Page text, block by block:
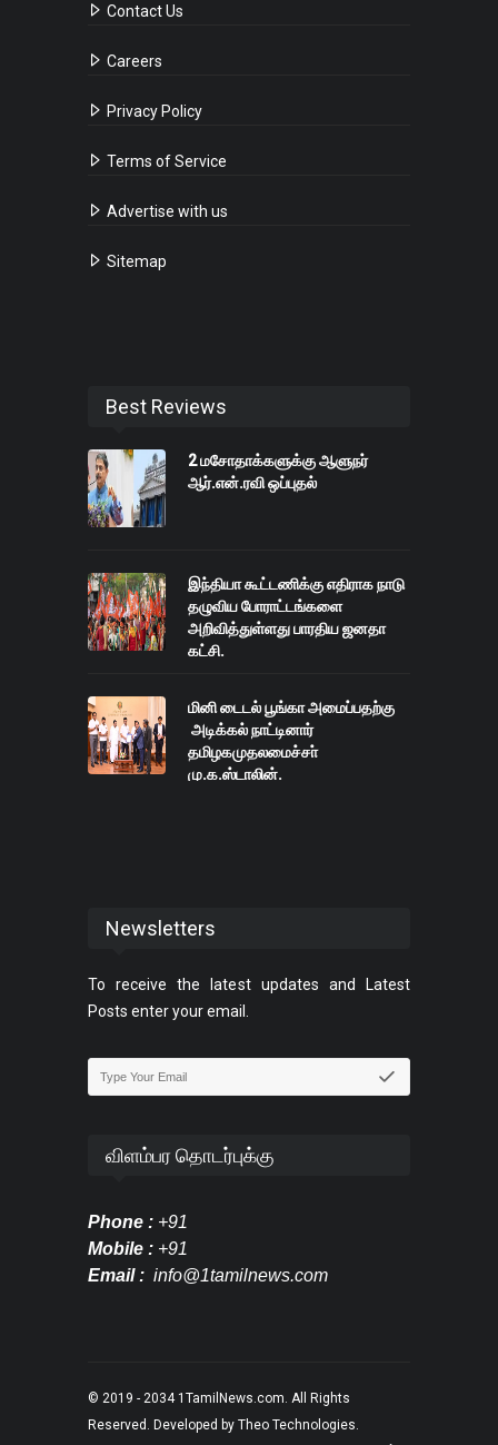
Contact Us
Careers
Privacy Policy
Terms of Service
Advertise with us
Sitemap
Best Reviews
2 மசோதாக்களுக்கு ஆளுநர்
ஆர்.என்.ரவி ஒப்புதல்
இந்தியா கூட்டணிக்கு எதிராக நாடு
தழுவிய போராட்டங்களை
அறிவித்துள்ளது பாரதிய ஜனதா
கட்சி.
மினி டைடல் பூங்கா அமைப்பதற்கு
அடிக்கல் நாட்டினார்
தமிழகமுதலமைச்சா்
மு.க.ஸ்டாலின்.
Newsletters
To receive the latest updates and Latest
Posts enter your email.
விளம்பர தொடர்புக்கு
Phone : +91
Mobile : +91
Email : info@1tamilnews.com
© 2019 - 2034 1TamilNews.com . All Rights
Reserved. Developed by Theo Technologies